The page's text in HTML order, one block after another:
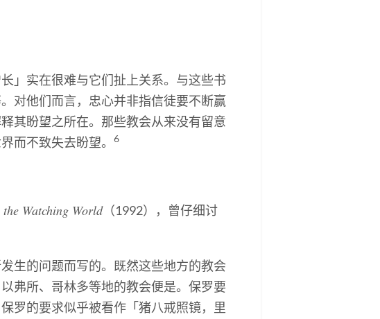
」实在很难与它们扯上关系。与这些书
对他们而言，忠心并非指信徒要不断赢
其盼望之所在。那些教会从来没有留意
而不致失去盼望。
6
Watching World（1992），曾仔细讨
生的问题而写的。既然这些地方的教会
弗所、哥林多等地的教会便是。保罗要
罗的要求似乎被看作「猪八戒照镜，里